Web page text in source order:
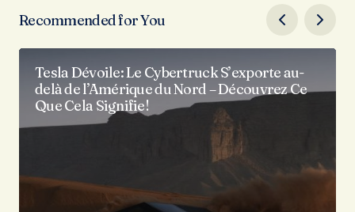
Recommended for You
Tesla Dévoile: Le Cybertruck S’exporte au-
delà de l’Amérique du Nord – Découvrez Ce
Que Cela Signifie!